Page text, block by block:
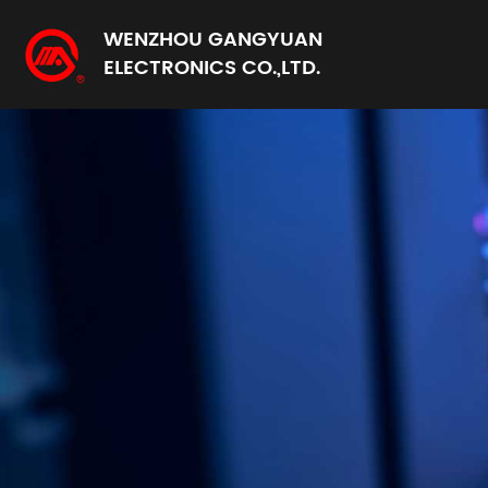
WENZHOU GANGYUAN
ELECTRONICS CO.,LTD.